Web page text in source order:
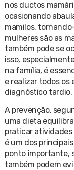
nos ductos
ocasionando
mamilos,
mulheres são as
também pode se
isso,
na família, é
e realizar todos os
diagnóstico tardio.
A prevenção,
uma dieta
praticar atividades
é um dos
ponto importante,
também podem